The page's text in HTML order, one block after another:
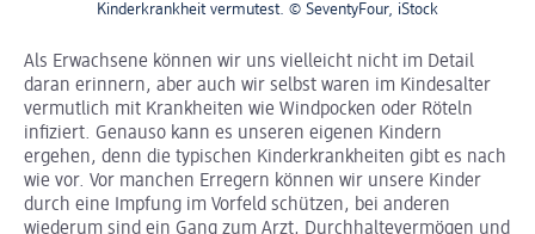
Kinderkrankheit vermutest. © SeventyFour, iStock
Als Erwachsene können wir uns vielleicht nicht im Detail
daran erinnern, aber auch wir selbst waren im Kindesalter
vermutlich mit Krankheiten wie Windpocken oder Röteln
infiziert. Genauso kann es unseren eigenen Kindern
ergehen, denn die typischen Kinderkrankheiten gibt es nach
wie vor. Vor manchen Erregern können wir unsere Kinder
durch eine Impfung im Vorfeld schützen, bei anderen
wiederum sind ein Gang zum Arzt, Durchhaltevermögen und